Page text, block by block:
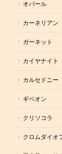
オパール
カーネリアン
ガーネット
カイヤナイト
カルセドニー
ギベオン
クリソコラ
クロムダイオ